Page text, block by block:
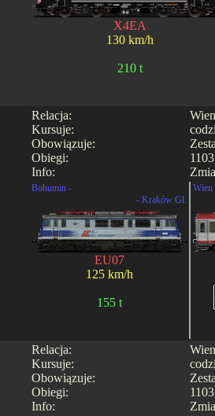
X4EA
130 km/h
210 t
Relacja:
Kursuje:
Obowiązuje:
Obiegi:
Info:
Bohumin -
- Kraków Gł.
EU07
125 km/h
155 t
Relacja:
Kursuje:
Obowiązuje:
Obiegi:
Info: